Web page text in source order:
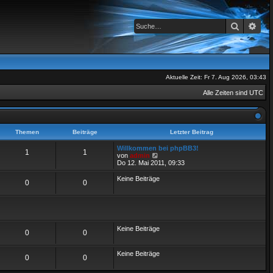
Suche
Aktuelle Zeit: Fr 7. Aug 2026, 03:43
Alle Zeiten sind UTC
Themen Beiträge Letzter Beitrag
1 1
Willkommen bei phpBB3!
von admin
e
u
e
e
i
g
Do 12. Mai 2011, 09:33
0 0 Keine Beiträge
0 0 Keine Beiträge
0 0 Keine Beiträge